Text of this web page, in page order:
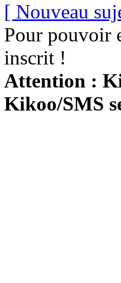
[ Nouveau
Pour pouvoir
inscrit !
Attention :
Kikoo/SMS